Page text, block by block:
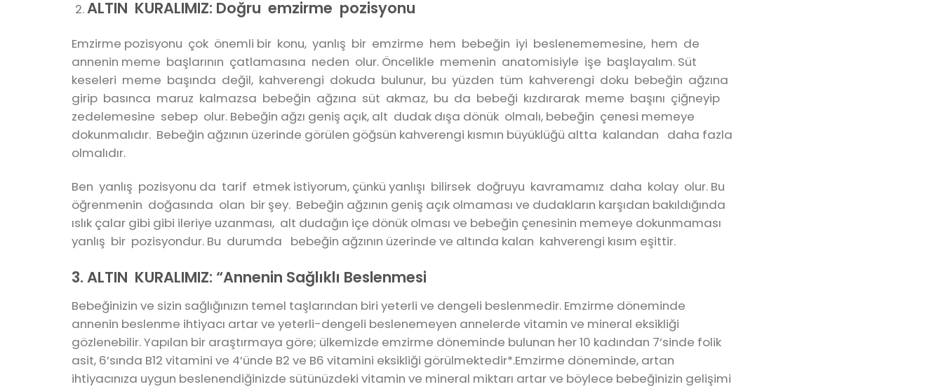
ALTIN KURALIMIZ: Doğru emzirme pozisyonu
Emzirme pozisyonu çok önemli bir konu, yanlış bir emzirme hem bebeğin iyi beslenememesine, hem de
annenin meme başlarının çatlamasına neden olur. Öncelikle memenin anatomisiyle işe başlayalım. Süt
keseleri meme başında değil, kahverengi dokuda bulunur, bu yüzden tüm kahverengi doku bebeğin ağzına
girip basınca maruz kalmazsa bebeğin ağzına süt akmaz, bu da bebeği kızdırarak meme başını çiğneyip
zedelemesine sebep olur. Bebeğin ağzı geniş açık, alt dudak dışa dönük olmalı, bebeğin çenesi memeye
dokunmalıdır. Bebeğin ağzının üzerinde görülen göğsün kahverengi kısmın büyüklüğü altta kalandan daha fazla
olmalıdır.
Ben yanlış pozisyonu da tarif etmek istiyorum, çünkü yanlışı bilirsek doğruyu kavramamız daha kolay olur. Bu
öğrenmenin doğasında olan bir şey. Bebeğin ağzının geniş açık olmaması ve dudakların karşıdan bakıldığında
ıslık çalar gibi gibi ileriye uzanması, alt dudağın içe dönük olması ve bebeğin çenesinin memeye dokunmaması
yanlış bir pozisyondur. Bu durumda bebeğin ağzının üzerinde ve altında kalan kahverengi kısım eşittir.
3. ALTIN KURALIMIZ: “Annenin Sağlıklı Beslenmesi
Bebeğinizin ve sizin sağlığınızın temel taşlarından biri yeterli ve dengeli beslenmedir. Emzirme döneminde
annenin beslenme ihtiyacı artar ve yeterli-dengeli beslenemeyen annelerde vitamin ve mineral eksikliği
gözlenebilir. Yapılan bir araştırmaya göre; ülkemizde emzirme döneminde bulunan her 10 kadından 7’sinde folik
asit, 6’sında B12 vitamini ve 4’ünde B2 ve B6 vitamini eksikliği görülmektedir*.Emzirme döneminde, artan
ihtiyacınıza uygun beslenendiğinizde sütünüzdeki vitamin ve mineral miktarı artar ve böylece bebeğinizin gelişimi